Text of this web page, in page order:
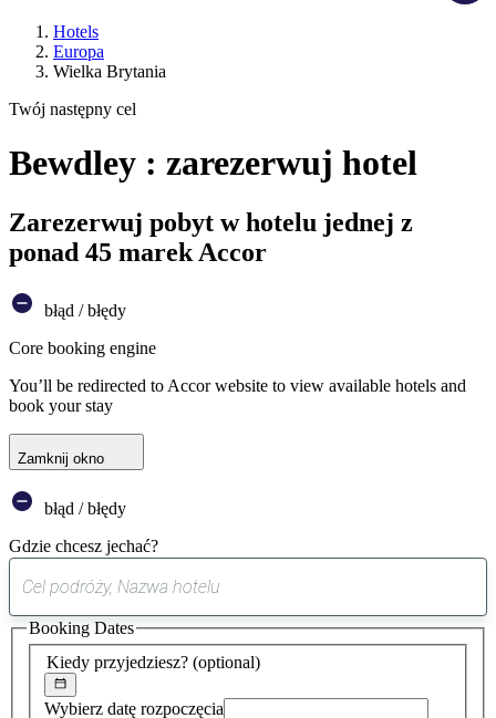
Hotels
Europa
Wielka Brytania
Twój następny cel
Bewdley : zarezerwuj hotel
Zarezerwuj pobyt w hotelu jednej z
ponad 45 marek Accor
błąd / błędy
Core booking engine
You’ll be redirected to Accor website to view available hotels and
book your stay
Zamknij okno
błąd / błędy
Gdzie chcesz jechać?
sugestia
została
znaleziona
Kiedy przyjedziesz? (optional)
Wybierz datę rozpoczęcia
Booking Dates